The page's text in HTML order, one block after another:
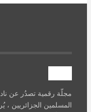
مجلّة رقمية تصدُر عن
المسلمين الجزائريين ،